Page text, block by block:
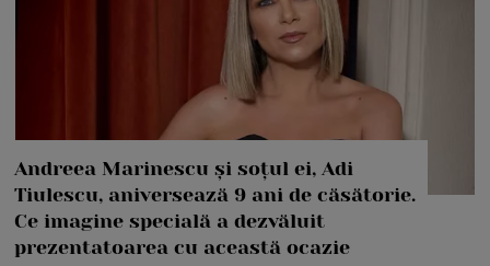
Andreea Marinescu și soțul ei, Adi
Tiulescu, aniversează 9 ani de căsătorie.
Ce imagine specială a dezvăluit
prezentatoarea cu această ocazie